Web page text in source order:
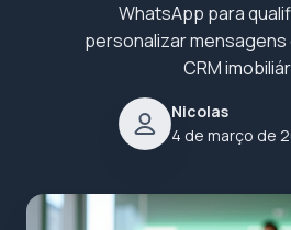
WhatsApp para
personalizar
CRM
Nicolas
4 de março de